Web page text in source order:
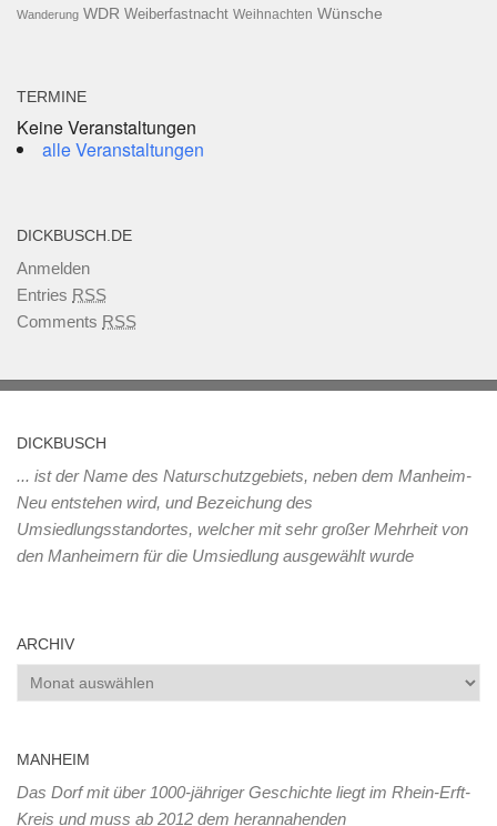
Wanderung WDR Weiberfastnacht Weihnachten Wünsche
TERMINE
Keine Veranstaltungen
alle Veranstaltungen
DICKBUSCH.DE
Anmelden
Entries RSS
Comments RSS
DICKBUSCH
... ist der Name des Naturschutzgebiets, neben dem Manheim-
Neu entstehen wird, und Bezeichung des
Umsiedlungsstandortes, welcher mit sehr großer Mehrheit von
den Manheimern für die Umsiedlung ausgewählt wurde
ARCHIV
Archiv
MANHEIM
Das Dorf mit über 1000-jähriger Geschichte liegt im Rhein-Erft-
Kreis und muss ab 2012 dem herannahenden